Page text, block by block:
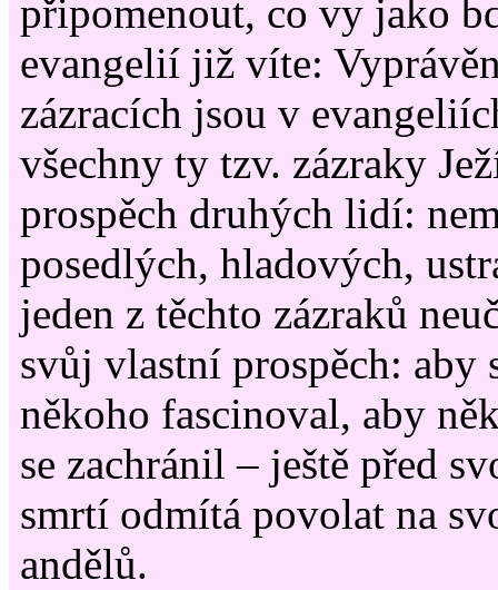
připomenout, co vy jako
evangelií již víte:
zázracích jsou v
všechny ty tzv. zázraky
prospěch druhých lidí:
posedlých, hladových,
jeden z těchto zázraků
svůj vlastní prospěch: aby
někoho fascinoval, aby
se zachránil – ještě před
smrtí odmítá povolat na
andělů.